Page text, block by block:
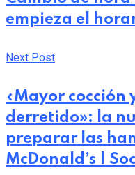
empieza el
Next Post
«Mayor cocción
derretido»: la
preparar las
McDonald’s |